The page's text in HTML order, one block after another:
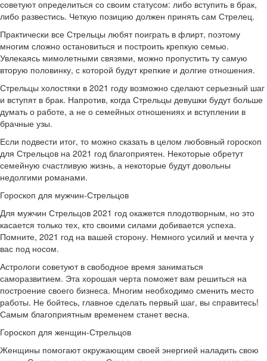
советуют определиться со своим статусом: либо вступить в брак,
либо развестись. Четкую позицию должен принять сам Стрелец.
Практически все Стрельцы любят поиграть в флирт, поэтому
многим сложно остановиться и построить крепкую семью.
Увлекаясь мимолетными связями, можно пропустить ту самую
вторую половинку, с которой будут крепкие и долгие отношения.
Стрельцы холостяки в 2021 году возможно сделают серьезный шаг
и вступят в брак. Напротив, когда Стрельцы девушки будут больше
думать о работе, а не о семейных отношениях и вступлении в
брачные узы.
Если подвести итог, то можно сказать в целом любовный гороскоп
для Стрельцов на 2021 год благоприятен. Некоторые обретут
семейную счастливую жизнь, а некоторые будут довольны
недолгими романами.
Гороскоп для мужчин-Стрельцов
Для мужчин Стрельцов 2021 год окажется плодотворным, но это
касается только тех, кто своими силами добивается успеха.
Помните, 2021 год на вашей сторону. Немного усилий и мечта у
вас под носом.
Астрологи советуют в свободное время заниматься
саморазвитием. Эта хорошая черта поможет вам решиться на
построение своего бизнеса. Многим необходимо сменить место
работы. Не бойтесь, главное сделать первый шаг, вы справитесь!
Самым благоприятным временем станет весна.
Гороскоп для женщин-Стрельцов
Женщины помогают окружающим своей энергией наладить свою